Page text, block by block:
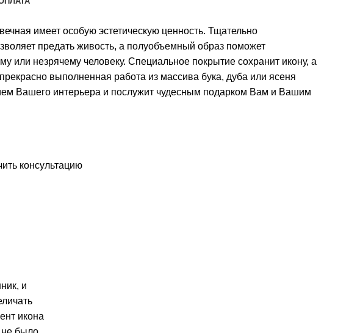
имеет особую эстетическую ценность. Тщательно
предать живость, а полуобъемный образ поможет
или незрячему человеку. Специальное покрытие сохранит икону, а
выполненная работа из массива бука, дуба или ясеня
Вашего интерьера и послужит чудесным подарком Вам и Вашим
консультацию
и
икона